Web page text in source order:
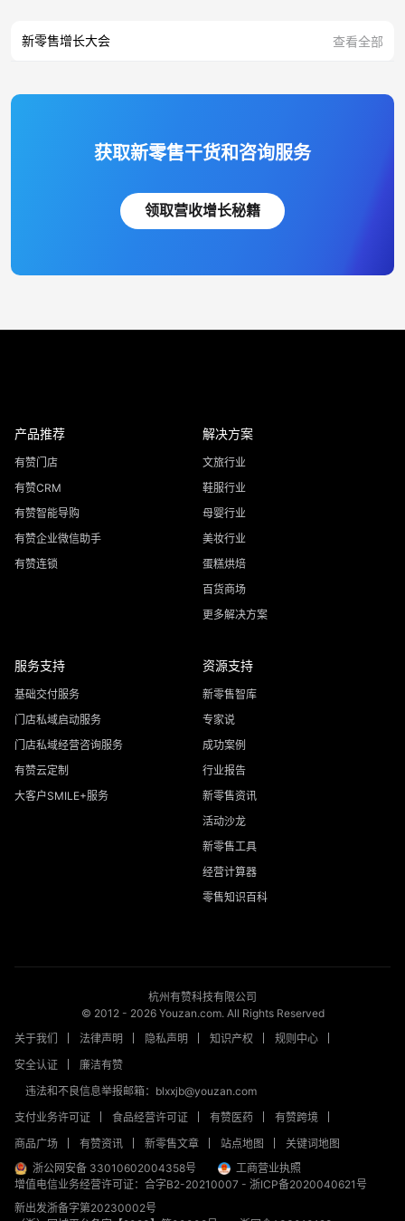
新零售增长大会 查看全部
获取新零售干货和咨询服务
领取营收增长秘籍
产品推荐
有赞门店
有赞CRM
有赞智能导购
有赞企业微信助手
有赞连锁
解决方案
文旅行业
鞋服行业
母婴行业
美妆行业
蛋糕烘焙
百货商场
更多解决方案
服务支持
基础交付服务
门店私域启动服务
门店私域经营咨询服务
有赞云定制
大客户SMILE+服务
资源支持
新零售智库
专家说
成功案例
行业报告
新零售资讯
活动沙龙
新零售工具
经营计算器
零售知识百科
杭州有赞科技有限公司
© 2012 - 2026Youzan.com. All Rights Reserved
关于我们
法律声明 隐私声明 知识产权
规则中心
安全认证
廉洁有赞
违法和不良信息举报邮箱：blxxjb@youzan.com
支付业务许可证
食品经营许可证 有赞医药
有赞跨境
商品广场
有赞资讯 新零售文章 站点地图
关键词地图
浙公网安备 33010602004358号
工商营业执照
增值电信业务经营许可证：合字B2-20210007 - 浙ICP备2020040621号
新出发浙备字第20230002号